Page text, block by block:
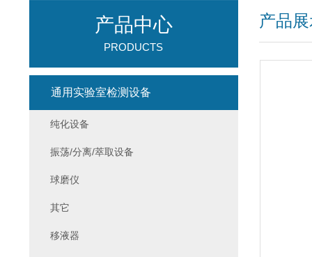
产品
产品中心
PRODUCTS
通用实验室检测设备
纯化设备
振荡/分离/萃取设备
球磨仪
其它
移液器